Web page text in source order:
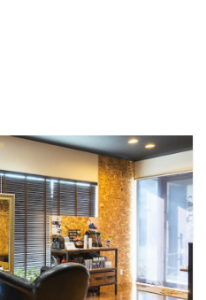
る施術の一つです。 パー
マやストレートパーマと
は異なり、髪を柔らかく
しながらも、自然な仕上
がりを実現します。 2.
どん ...